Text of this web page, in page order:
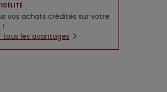
vos achats crédités sur votre
!
tous les avantages